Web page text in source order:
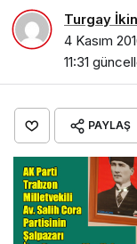
Turgay
4 Kasım
11:31
PAYLAŞ